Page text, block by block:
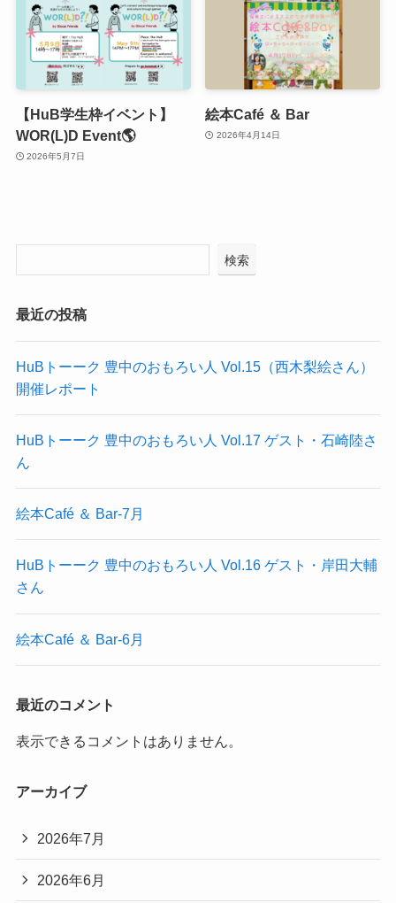
【HuB学生枠イベント】
WOR(L)D Event🌎
2026年5月7日
絵本Café ＆ Bar
2026年4月14日
検索
最近の投稿
HuBトーーク 豊中のおもろい人 Vol.15（西木梨絵さん）
開催レポート
HuBトーーク 豊中のおもろい人 Vol.17 ゲスト・石崎陸さ
ん
絵本Café ＆ Bar-7月
HuBトーーク 豊中のおもろい人 Vol.16 ゲスト・岸田大輔
さん
絵本Café ＆ Bar-6月
最近のコメント
表示できるコメントはありません。
アーカイブ
2026年7月
2026年6月